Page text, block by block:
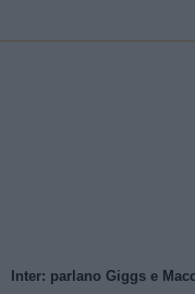
Inter: parlano Giggs e